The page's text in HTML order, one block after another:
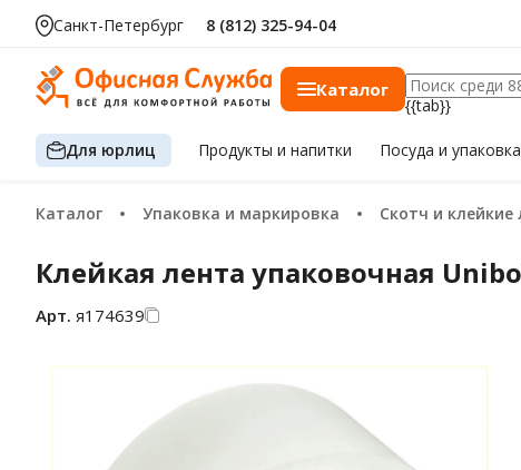
Санкт-Петербург 8 (812) 325-94-04
Каталог
{{tab}}
Для юрлиц Продуктыи напитки Посуда и упаковка
Каталог Упаковка и маркировка Скотч и
Клейкая лента упаковочная
Арт. я174639